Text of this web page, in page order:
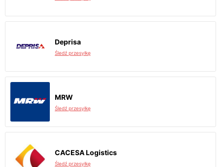
Deprisa
Śledź przesyłkę
MRW
Śledź przesyłkę
CACESA Logistics
Śledź przesyłkę